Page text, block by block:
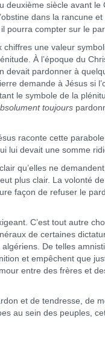
deuxième siècle avant
dans la rancune
pourra compter sur le
une valeur
À l’époque du
devait pardonner à
demande à Jésus si
le symbole de la
toujours
cette parabole
lui devait une somme
ne demandent
plus clair. La volonté
façon de refuser le
C’est tout autre
de certaines
De telles
et empêchent que
entre des frères et
et de tendresse, de
au sein des peuples,